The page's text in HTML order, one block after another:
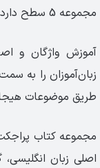
مجموعه 5 سطح دارد و کتاب‌های سطح 1 تا 4 آن، شامل 6 درس و کتاب سطح 5 دارای 5 درس است.
آموزش واژگان و
زبان‌آموزان را به
طریق موضوعات
مجموعه کتاب
اصلی زبان